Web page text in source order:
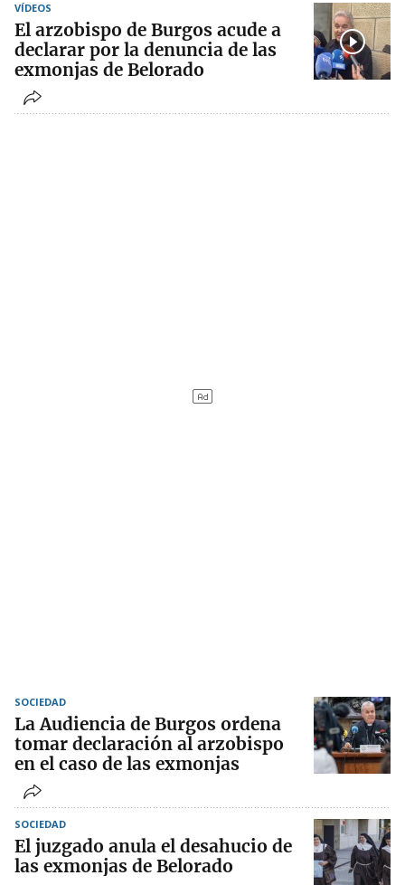
VÍDEOS
El arzobispo de Burgos acude a
declarar por la denuncia de las
exmonjas de Belorado
SOCIEDAD
La Audiencia de Burgos ordena
tomar declaración al arzobispo
en el caso de las exmonjas
SOCIEDAD
El juzgado anula el desahucio de
las exmonjas de Belorado